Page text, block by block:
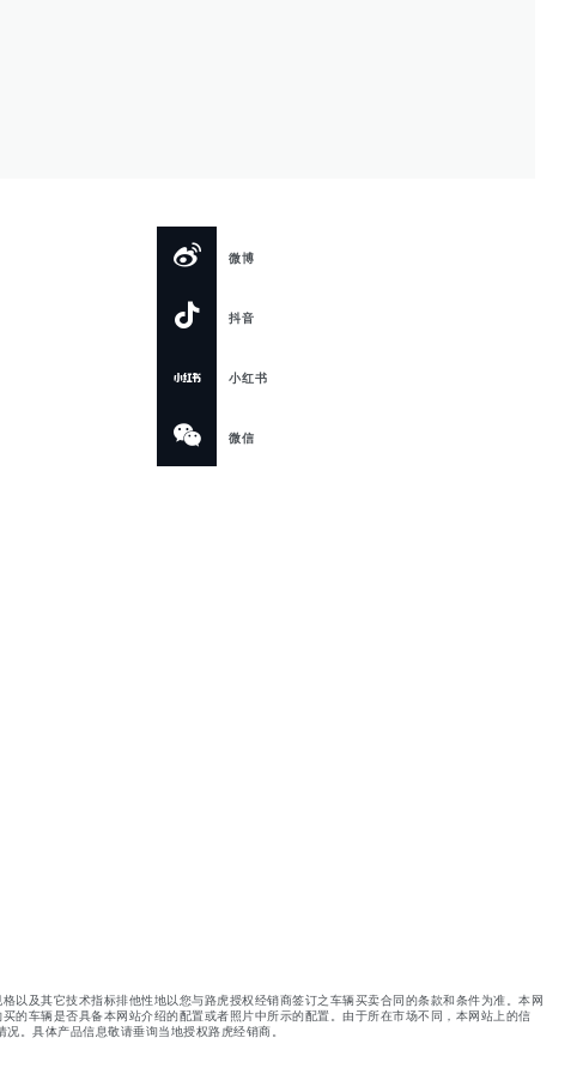
微博
抖音
小红书
微信
及其它技术指标排他性地以您与路虎授权经销商签订之车辆买卖合同的条款和条件为准。本网
车辆是否具备本网站介绍的配置或者照片中所示的配置。由于所在市场不同，本网站上的信
。具体产品信息敬请垂询当地授权路虎经销商。